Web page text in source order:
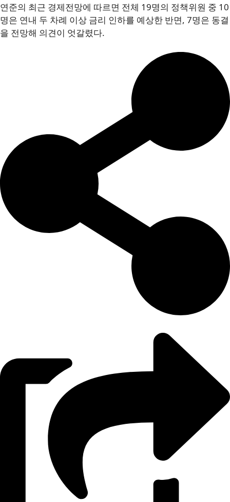
연준의 최근 경제전망에 따르면 전체 19명의 정책위원 중 10
명은 연내 두 차례 이상 금리 인하를 예상한 반면, 7명은 동결
을 전망해 의견이 엇갈렸다.